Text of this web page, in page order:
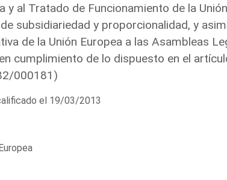
y al Tratado de Funcionamiento de la
subsidiariedad y proporcionalidad, y
de la Unión Europea a las Asambleas
cumplimiento de lo dispuesto en el
000181)
el 19/03/2013